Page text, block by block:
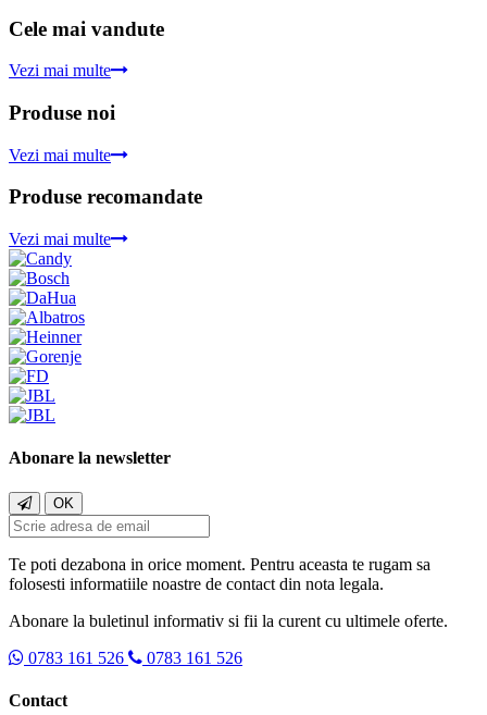
Cele mai vandute
Vezi mai multe
Produse noi
Vezi mai multe
Produse recomandate
Vezi mai multe
Abonare la newsletter
OK
Te poti dezabona in orice moment. Pentru aceasta te rugam sa
folosesti informatiile noastre de contact din nota legala.
Abonare la buletinul informativ si fii la curent cu ultimele oferte.
0783 161 526
0783 161 526
Contact